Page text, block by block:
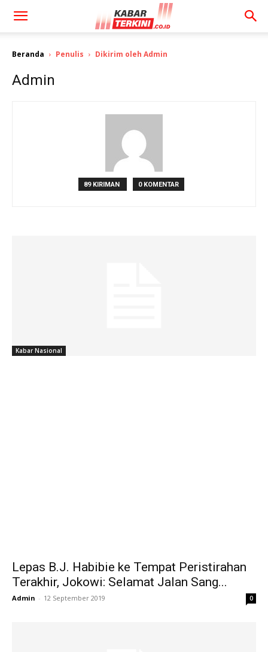
Beranda Penulis Dikirim oleh Admin
Admin
89 KIRIMAN 0 KOMENTAR
Kabar Nasional
Lepas B.J. Habibie ke Tempat Peristirahan
Terakhir, Jokowi: Selamat Jalan Sang...
Admin - 12 September 2019 0